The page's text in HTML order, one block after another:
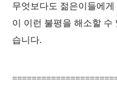
무엇보다도 젊은이들에
이 이런 불평을 해소할 수
습니다.